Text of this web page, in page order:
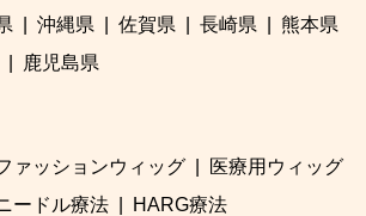
沖縄県 佐賀県 長崎県
熊本県
鹿児島県
ァッションウィッグ
医療用ウィッグ
ードル療法
HARG療法